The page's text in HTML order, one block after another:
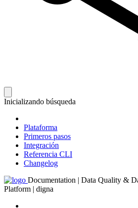
Inicializando búsqueda
Plataforma
Primeros pasos
Integración
Referencia CLI
Changelog
Documentation | Data Quality &
Platform | digna